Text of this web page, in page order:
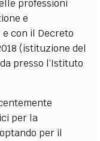
professioni
e
e con il Decreto
(istituzione del
presso l’Istituto
per la
per il